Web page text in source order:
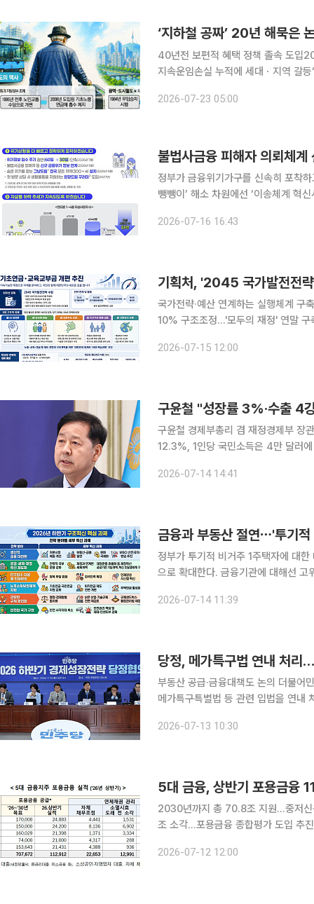
40년전 보편적 혜택 정책 졸속 도입
지속운임손실 누적에 세대ㆍ지역 갈등“결국은 표”
인상을 둘러싼 서울시와 기획재정부
2026-07-23 05:00
불법사금융 피해자 의뢰체
정부가 금융위기가구를 신속히 포착
뺑뺑이’ 해소 차원에선 ‘이송체계 혁신사업’을 전국으
약 채무자, 불법사금융 피해자를 가구
2026-07-16 16:43
기획처, '2045 국가발전전
국가전략·예산 연계하는 실행체계 구
10% 구조조정…'모두의 재정' 연말 구축 정부가 광복 100주년인 2045년을 목표로 국가발
시에 기초연금과 지방교육재정교부
2026-07-15 12:00
구윤철 "성장률 3%·수출 4
구윤철 경제부총리 겸 재정경제부 장
12.3%, 1인당 국민소득은 4만 달러
반기 경제성장전략' 관계부처 합동 브
2026-07-14 14:41
정부가 투기적 비거주 1주택자에 대
으로 확대한다. 금융기관에 대해선
처는 14일 국무회의에서 이 같은 내
2026-07-14 11:39
당정, 메가특구법 연내 처리
부동산 공급·금융대책도 논의 더불어민주당과 정부가 3대 메가프로젝트의 속도감 있는 추진을 위해
메가특구특별법 등 관련 입법을 연내
2026-07-13 10:30
5대 금융, 상반기 포용금융
2030년까지 총 70.8조 지원…중저신
조 소각…포용금융 종합평가 도입 추진 5대 금융지주(KB국민·신한·하나·우리·NH농협)가 올해
2026-07-12 12:00